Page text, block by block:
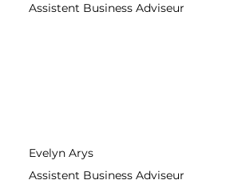
Assistent Business Adviseur
Evelyn Arys
Assistent Business Adviseur